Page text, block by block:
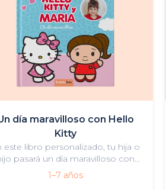
día maravilloso con Hello
Kitty
este libro personalizado, tu hija o
pasará un día maravilloso con
Hello Kitty, lleno de diversión,
1–7 años